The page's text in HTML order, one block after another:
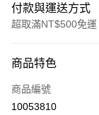
付款與運送方式
超取滿NT$500免運
信用卡一次付款
超商取貨付款
商品特色
商品編號
10053810